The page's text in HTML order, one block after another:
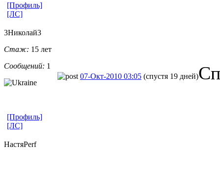
[Профиль]
[ЛС]
3Николай3
Стаж: 15 лет
Сообщений: 1
07-Окт-2010 03:05 (спустя 19 дней)
[Профиль]
[ЛС]
НастяPerf